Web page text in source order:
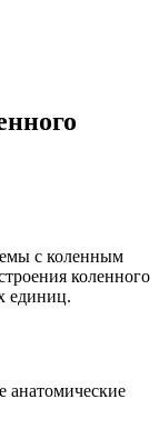
с коленным
коленного
единиц.
анатомические